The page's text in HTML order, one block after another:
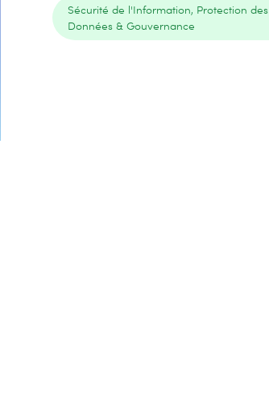
Sécurité de l'Information, Protection des
Données & Gouvernance